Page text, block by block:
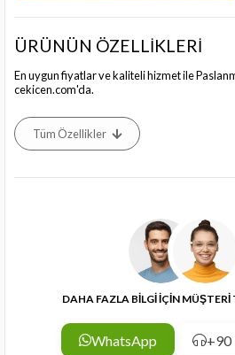
ÜRÜNÜN ÖZELLİKLERİ
En uygun fiyatlar ve kaliteli hizmet ile
cekicen.com'da.
Tüm Özellikler
DAHA FAZLA BİLGİ İÇİN
WhatsApp +90